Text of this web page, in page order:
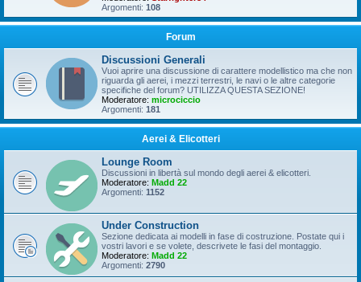
Argomenti: 108
Forum
Discussioni Generali
Vuoi aprire una discussione di carattere modellistico ma che non
riguarda gli aerei, i mezzi terrestri, le navi o le altre categorie
specifiche del forum? UTILIZZA QUESTA SEZIONE!
Moderatore: microciccio
Argomenti: 181
Aerei & Elicotteri
Lounge Room
Discussioni in libertà sul mondo degli aerei & elicotteri.
Moderatore: Madd 22
Argomenti: 1152
Under Construction
Sezione dedicata ai modelli in fase di costruzione. Postate qui i
vostri lavori e se volete, descrivete le fasi del montaggio.
Moderatore: Madd 22
Argomenti: 2790